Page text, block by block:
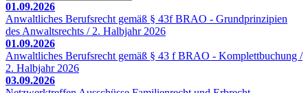
01.09.2026
Anwaltliches Berufsrecht gemäß § 43f BRAO - Grundprinzipien
des Anwaltsrechts / 2. Halbjahr 2026
01.09.2026
Anwaltliches Berufsrecht gemäß § 43 f BRAO - Komplettbuchung /
2. Halbjahr 2026
03.09.2026